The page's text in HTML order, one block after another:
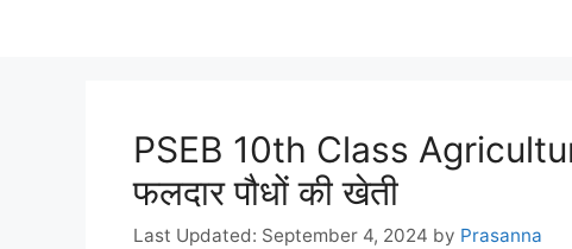
PSEB 10th Class
फलदार पौधों की खेती
September 4, 2024 by Prasanna